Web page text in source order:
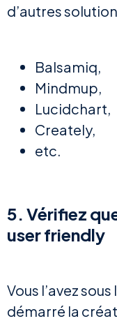
d’autres
Balsamiq,
Mindmup,
Lucidchart,
Creately,
etc.
5. Vérifiez
user friendly
Vous l’avez
démarré la